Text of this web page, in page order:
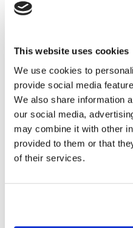
This website uses cookies
We use cookies to
provide social media
We also share information
our social media,
may combine it with other
provided to them or that
of their services.
implementar una
coherente.
Leer más sobre este rol
Consultoría
Desde Kantar
temas diversos como